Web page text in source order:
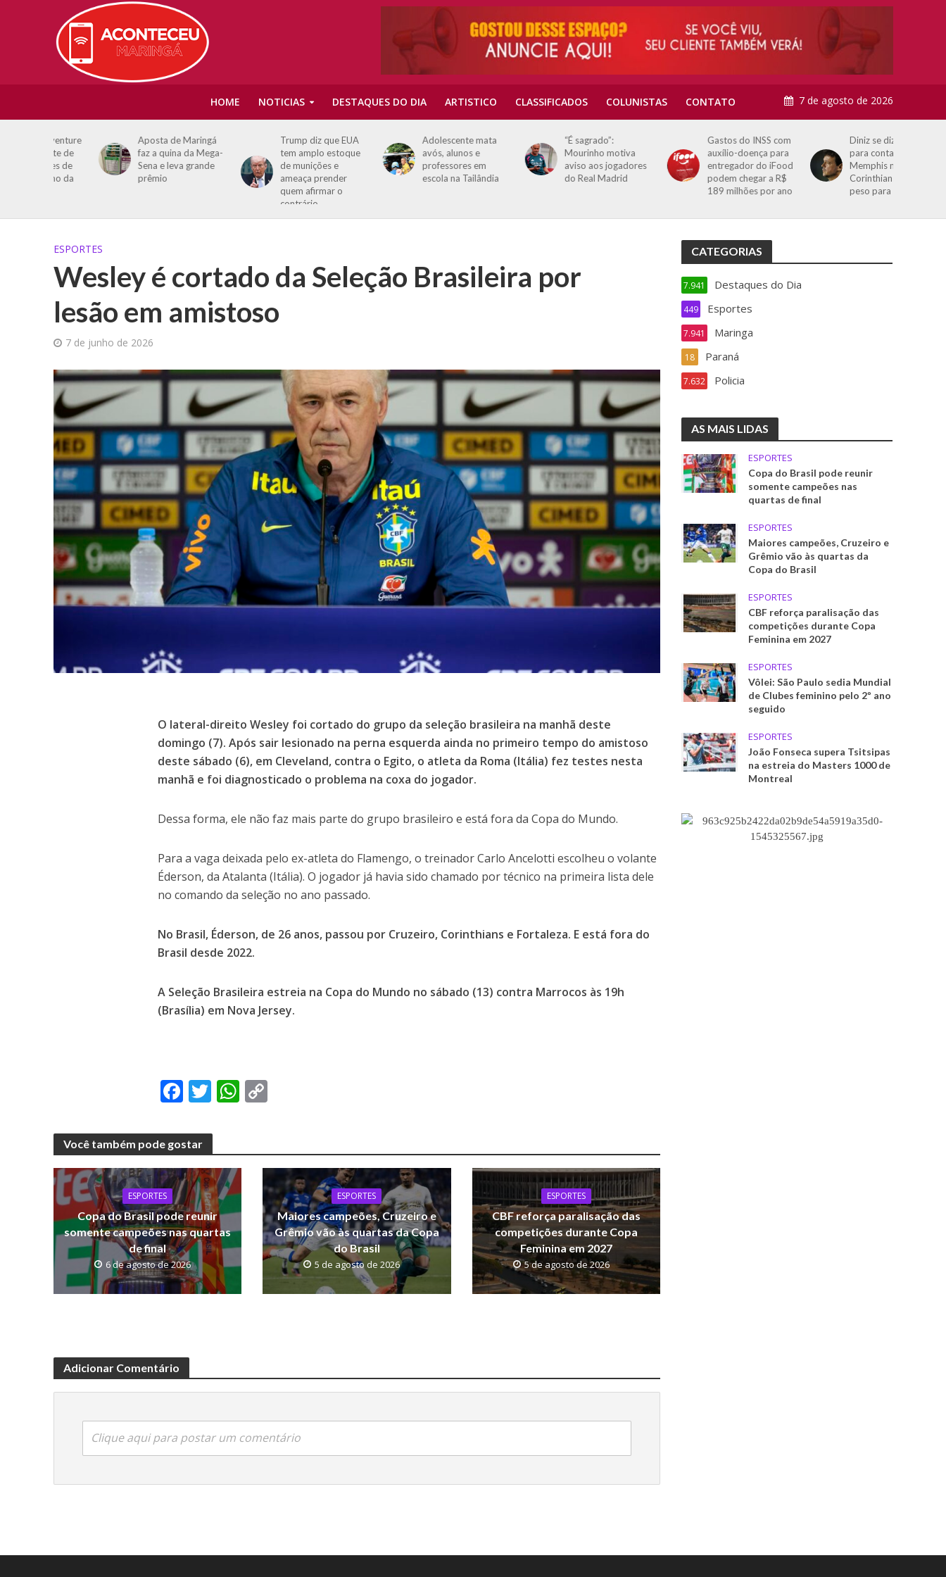
HOME NOTICIAS DESTAQUES DO DIA ARTISTICO CLASSIFICADOS COLUNISTAS CONTATO 7 de agosto de 2026
Aposta de Maringá
faz a quina da Mega-
Sena e leva grande
prêmio
Trump diz que EUA
tem amplo estoque
de munições e
ameaça prender
quem afirmar o
Adolescente mata
avós, alunos e
professores em
escola na Tailândia
“É sagrado”:
Mourinho motiva
aviso aos jogadores
do Real Madrid
Gastos do INSS com
auxílio-doença para
entregador do iFood
podem chegar a R$
189 milhões por ano
Diniz se diz ansioso
para contar com
Memphis no
Corinthians: ‘Vai dar
peso para o time’
ESPORTES
Wesley é cortado da Seleção Brasileira por
lesão em amistoso
7 de junho de 2026
O lateral-direito Wesley foi cortado do grupo da seleção brasileira na manhã deste
domingo (7). Após sair lesionado na perna esquerda ainda no primeiro tempo do amistoso
deste sábado (6), em Cleveland, contra o Egito, o atleta da Roma (Itália) fez testes nesta
manhã e foi diagnosticado o problema na coxa do jogador.
Dessa forma, ele não faz mais parte do grupo brasileiro e está fora da Copa do Mundo.
Para a vaga deixada pelo ex-atleta do Flamengo, o treinador Carlo Ancelotti escolheu o volante
Éderson, da Atalanta (Itália). O jogador já havia sido chamado por técnico na primeira lista dele
no comando da seleção no ano passado.
No Brasil, Éderson, de 26 anos, passou por Cruzeiro, Corinthians e Fortaleza. E está fora do
Brasil desde 2022.
A Seleção Brasileira estreia na Copa do Mundo no sábado (13) contra Marrocos às 19h
(Brasília) em Nova Jersey.
F
e
b
o
o
k
T
itt
er
W
s
p
p
y
Li
n
k
Você também pode gostar
ESPORTES
Copa do Brasil pode reunir
somente campeões nas quartas
de final
6 de agosto de 2026
ESPORTES
Maiores campeões, Cruzeiro e
Grêmio vão às quartas da Copa
do Brasil
5 de agosto de 2026
ESPORTES
CBF reforça paralisação das
competições durante Copa
Feminina em 2027
5 de agosto de 2026
Adicionar Comentário
Clique aqui para postar um comentário
CATEGORIAS
Destaques do Dia
7.941
Esportes
449
Maringa
7.941
Paraná
18
Policia
7.632
AS MAIS LIDAS
ESPORTES
Copa do Brasil pode reunir
somente campeões nas
quartas de final
ESPORTES
Maiores campeões, Cruzeiro e
Grêmio vão às quartas da
Copa do Brasil
ESPORTES
CBF reforça paralisação das
competições durante Copa
Feminina em 2027
ESPORTES
Vôlei: São Paulo sedia Mundial
de Clubes feminino pelo 2º ano
seguido
ESPORTES
João Fonseca supera Tsitsipas
na estreia do Masters 1000 de
Montreal